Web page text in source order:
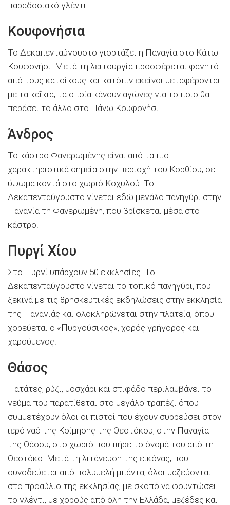
παραδοσιακό γλέντι.
Κουφονήσια
Το Δεκαπενταύγουστο γιορτάζει η Παναγία στο Κάτω
Κουφονήσι. Μετά τη λειτουργία προσφέρεται φαγητό
από τους κατοίκους και κατόπιν εκείνοι μεταφέρονται
με τα καΐκια, τα οποία κάνουν αγώνες για το ποιο θα
περάσει το άλλο στο Πάνω Κουφονήσι.
Άνδρος
Το κάστρο Φανερωμένης είναι από τα πιο
χαρακτηριστικά σημεία στην περιοχή του Κορθίου, σε
ύψωμα κοντά στο χωριό Κοχυλού. Το
Δεκαπενταύγουστο γίνεται εδώ μεγάλο πανηγύρι στην
Παναγία τη Φανερωμένη, που βρίσκεται μέσα στο
κάστρο.
Πυργί Χίου
Στο Πυργί υπάρχουν 50 εκκλησίες. Το
Δεκαπενταύγουστο γίνεται το τοπικό πανηγύρι, που
ξεκινά με τις θρησκευτικές εκδηλώσεις στην εκκλησία
της Παναγιάς και ολοκληρώνεται στην πλατεία, όπου
χορεύεται ο «Πυργούσικος», χορός γρήγορος και
χαρούμενος.
Θάσος
Πατάτες, ρύζι, μοσχάρι και στιφάδο περιλαμβάνει το
γεύμα που παρατίθεται στο μεγάλο τραπέζι όπου
συμμετέχουν όλοι οι πιστοί που έχουν συρρεύσει στον
ιερό ναό της Κοίμησης της Θεοτόκου, στην Παναγία
της Θάσου, στο χωριό που πήρε το όνομά του από τη
Θεοτόκο. Μετά τη λιτάνευση της εικόνας, που
συνοδεύεται από πολυμελή μπάντα, όλοι μαζεύονται
στο προαύλιο της εκκλησίας, με σκοπό να φουντώσει
το γλέντι, με χορούς από όλη την Ελλάδα, μεζέδες και